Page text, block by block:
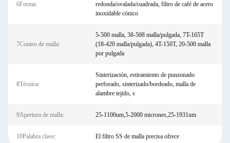
6Forma:
redonda/ovalada/cuadrada, filtro de café de acero
inoxidable cónico
7Conteo de malla:
5-500 malla, 38-508 malla/pulgada, 7T-165T
(18-420 malla/pulgada), 4T-150T, 20-500 malla
por pulgada
8Técnica:
Sinterización, estiramiento de punzonado
perforado, sinterizado/bordeado, malla de
alambre tejido, s
9Apertura de malla: 25-1100um,5-2000 micrones,25-1931um
10Palabra clave: El filtro SS de malla precisa ofrece